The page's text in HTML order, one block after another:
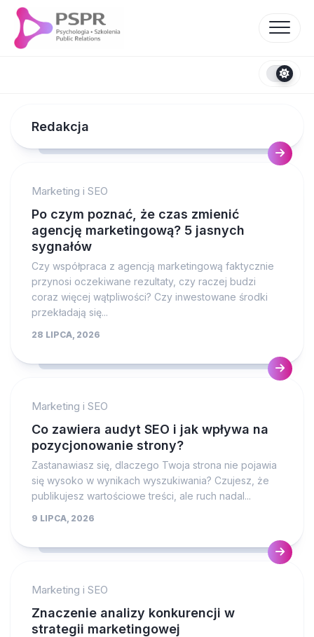
Skip
content
Redakcja
Marketing i SEO
Po czym poznać, że czas zmienić
agencję marketingową? 5 jasnych
sygnałów
Czy współpraca z agencją marketingową faktycznie
przynosi oczekiwane rezultaty, czy raczej budzi
coraz więcej wątpliwości? Czy inwestowane środki
przekładają się...
28 LIPCA, 2026
Marketing i SEO
Co zawiera audyt SEO i jak wpływa na
pozycjonowanie strony?
Zastanawiasz się, dlaczego Twoja strona nie pojawia
się wysoko w wynikach wyszukiwania? Czujesz, że
publikujesz wartościowe treści, ale ruch nadal...
9 LIPCA, 2026
Marketing i SEO
Znaczenie analizy konkurencji w
strategii marketingowej